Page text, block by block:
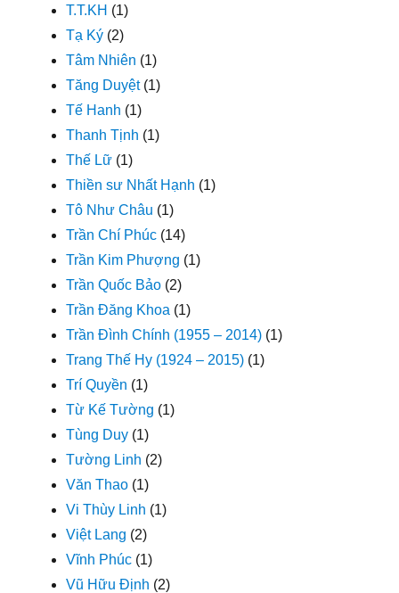
T.T.KH (1)
Tạ Ký (2)
Tâm Nhiên (1)
Tăng Duyệt(1)
Tế Hanh (1)
Thanh Tịnh (1)
Thế Lữ (1)
Thiền sư Nhất Hạnh (1)
Tô Như Châu (1)
Trần Chí Phúc (14)
Trần Kim Phượng (1)
Trần Quốc Bảo (2)
Trần Đăng Khoa (1)
Trần Đình Chính (1955 – 2014) (1)
Trang Thế Hy (1924 – 2015) (1)
Trí Quyền (1)
Từ Kế Tường (1)
Tùng Duy (1)
Tường Linh (2)
Văn Thao (1)
Vi Thùy Linh (1)
Việt Lang (2)
Vĩnh Phúc (1)
Vũ Hữu Định (2)